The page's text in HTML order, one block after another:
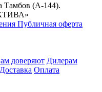
Тамбов (А-144).
Публичная оферта
доверяют Дилерам
Доставка Оплата